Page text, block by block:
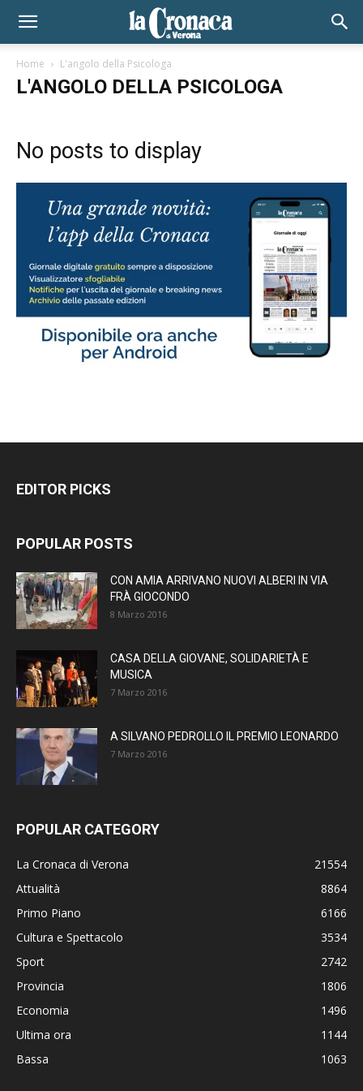
Home L'angolo della Psicologa
L'ANGOLO DELLA PSICOLOGA
No posts to display
EDITOR PICKS
POPULAR POSTS
CON AMIA ARRIVANO NUOVI ALBERI IN VIA
FRÀ GIOCONDO
8 Marzo 2016
CASA DELLA GIOVANE, SOLIDARIETÀ E
MUSICA
7 Marzo 2016
A SILVANO PEDROLLO IL PREMIO LEONARDO
7 Marzo 2016
POPULAR CATEGORY
La Cronaca di Verona
21554
Attualità
8864
Primo Piano
6166
Cultura e Spettacolo
3534
Sport
2742
Provincia
1806
Economia
1496
Ultima ora
1144
Bassa
1063